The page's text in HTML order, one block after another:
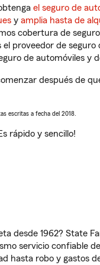
el seguro de
y amplia hasta de
cobertura de
proveedor de
de automóviles y
después de
escritas a fecha del 2018.
rápido y sencillo!
desde 1962? State
servicio confiable
hasta robo y gastos